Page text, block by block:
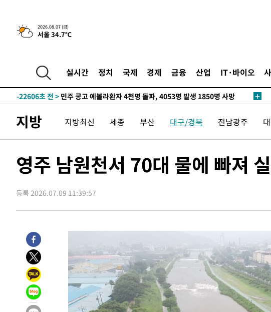
2026.08.07 (금)
서울 34.7℃
실시간 정치 국제 경제 금융 산업 IT·바이오
-4942초 전 > [속보] 뉴욕증시, 일제 하락 마감…나스닥 0.06%↓
25.3%↑
-26140초 전 >
[속보]'채상병 순직 책임' 임성근, 항소심도 징역 3년
-26006초 전 >
-22606초 전 > 민주 콩고 에볼라환자 4천명 돌파, 4053명 발생 1850명 사망
-21050초 전 >
"미 전국적 살모네라 식중독 원인은 멕시코산 할라피뇨"-- CDC
-19563초 전 >[속보]경찰·노동부, HL만도 평택사업장 끼임 사망 관련 압수수색
압수수색
-19199초 전 >[속보]원·달러 환율, 오전 9시 1423.8원
-18981초 전 >[속보]코스닥, 5.95포인트(0.74%) 상승한 807.62개장
-18949초 전 >[속보]코스피, 6300선 재탈환…1.09% 오른 6365.07 개장
-15412초 전 >
-10376초 전 >
이란, 호르무즈서 "적국 목표물들"과 대치로 남부 케슘섬에서 두차
례 큰 폭발음
-9091초 전 >
[속보]美, 폴리실리콘 수입 규제…파생제품 15% 관세, 120일 후 발
-7242초 전 >
[속보]트럼프, 美 원정출산 금지 행정명령 서명
-4942초 전 >
[속보] 뉴욕증시, 일제 하락 마감…나스닥 0.06%↓
-28980초 전 >
[속보] 7월 중국 수출 23.9%↑ 수입 27.5%↑…무역총액
지방 지방최신 세종 부산 대구/경북 전남광주
영주 남원천서 70대 물에 빠져
등록 2026.07.09 11:39:57